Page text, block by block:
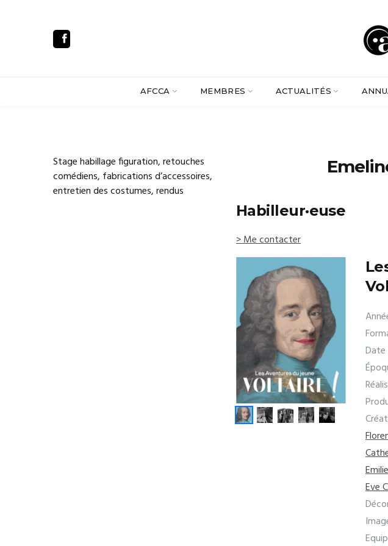
AFCCA MEMBRES ACTUALITÉS
Habilleur·euse
> Me contacter
Eve
Stage habillage figuration, retouches
comédiens, fabrications d’accessoires,
entretien des costumes, rendus